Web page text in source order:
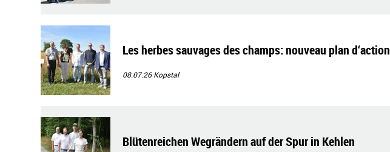
Les herbes sauvages des champs: nouveau plan d‘action
08.07.26Kopstal
Blütenreichen Wegrändern auf der Spur in Kehlen